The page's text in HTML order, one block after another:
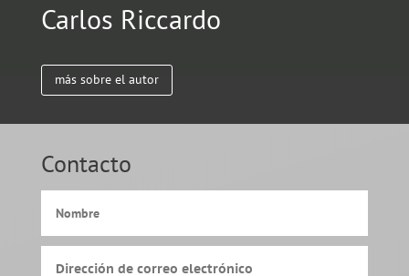
Carlos Riccardo
más sobre el autor
Contacto